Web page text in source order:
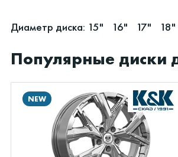
Диаметр диска: 15" 16" 17" 18"
Популярные диски
NEW